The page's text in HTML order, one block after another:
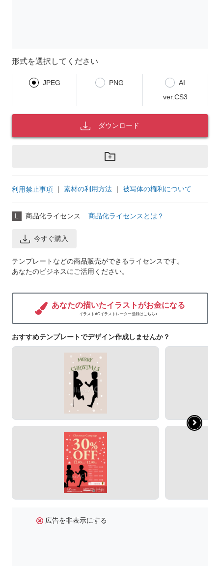
形式を選択してください
JPEG PNG
AI
ver.CS3
ダウンロード
利用禁止事項 ｜ 素材の利用方法 ｜ 被写体の権利について
L 商品化ライセンス 商品化ライセンスとは？
今すぐ購入
テンプレートなどの商品販売ができるライセンスです。
あなたのビジネスにご活用ください。
あなたの描いたイラストがお金になる
イラストACイラストレーター登録はこちら>
おすすめテンプレートでデザイン作成しませんか？
広告を非表示にする